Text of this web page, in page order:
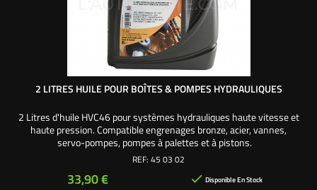
2 LITRES HUILE POUR BOÎTES & POMPES HYDRAULIQUES
2 Litres d'huile HVC46 pour systèmes hydrauliques haute vitesse et
haute pression. Compatible engrenages bronze, acier, vannes,
servo-pompes, pompes à palettes et à pistons.
REF: 45 03 02
Prix
33,90 €  Disponible En Stock